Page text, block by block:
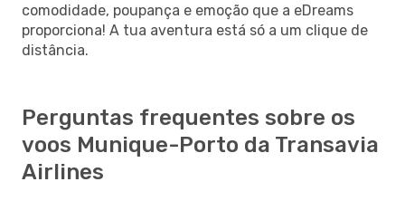
comodidade, poupança e emoção que a eDreams
proporciona! A tua aventura está só a um clique de
distância.
Perguntas frequentes sobre os
voos Munique-Porto da Transavia
Airlines